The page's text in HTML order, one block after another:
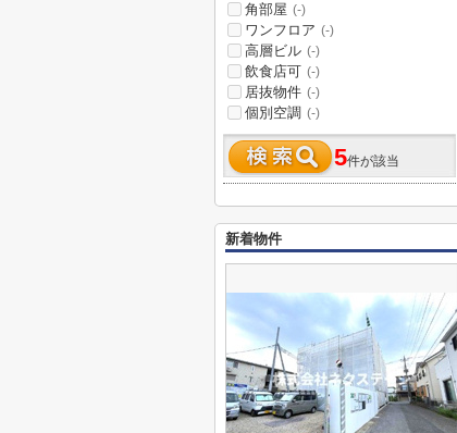
角部屋 (-)
ワンフロア (-)
高層ビル (-)
飲食店可 (-)
居抜物件 (-)
個別空調 (-)
5件が該当
新着物件